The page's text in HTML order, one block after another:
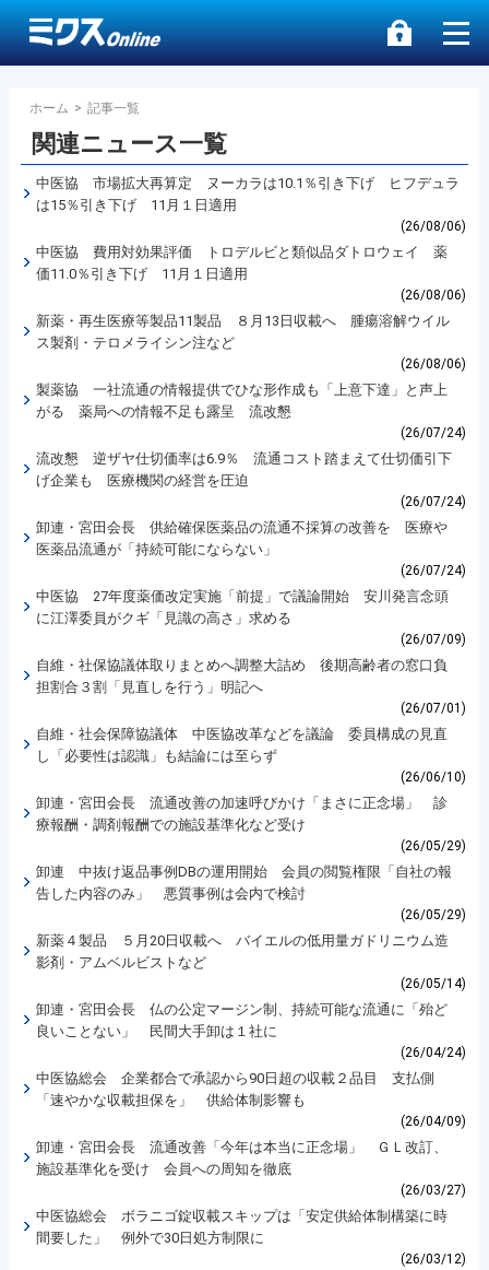
ホーム > 記事一覧
関連ニュース一覧
中医協 市場拡大再算定 ヌーカラは10.1％引き下げ ヒフデュラ
は15％引き下げ 11月１日適用
(26/08/06)
中医協 費用対効果評価 トロデルビと類似品ダトロウェイ 薬
価11.0％引き下げ 11月１日適用
(26/08/06)
新薬・再生医療等製品11製品 ８月13日収載へ 腫瘍溶解ウイル
ス製剤・テロメライシン注など
(26/08/06)
製薬協 一社流通の情報提供でひな形作成も「上意下達」と声上
がる 薬局への情報不足も露呈 流改懇
(26/07/24)
流改懇 逆ザヤ仕切価率は6.9％ 流通コスト踏まえて仕切価引下
げ企業も 医療機関の経営を圧迫
(26/07/24)
卸連・宮田会長 供給確保医薬品の流通不採算の改善を 医療や
医薬品流通が「持続可能にならない」
(26/07/24)
中医協 27年度薬価改定実施「前提」で議論開始 安川発言念頭
に江澤委員がクギ「見識の高さ」求める
(26/07/09)
自維・社保協議体取りまとめへ調整大詰め 後期高齢者の窓口負
担割合３割「見直しを行う」明記へ
(26/07/01)
自維・社会保障協議体 中医協改革などを議論 委員構成の見直
し「必要性は認識」も結論には至らず
(26/06/10)
卸連・宮田会長 流通改善の加速呼びかけ「まさに正念場」 診
療報酬・調剤報酬での施設基準化など受け
(26/05/29)
卸連 中抜け返品事例DBの運用開始 会員の閲覧権限「自社の報
告した内容のみ」 悪質事例は会内で検討
(26/05/29)
新薬４製品 ５月20日収載へ バイエルの低用量ガドリニウム造
影剤・アムベルビストなど
(26/05/14)
卸連・宮田会長 仏の公定マージン制、持続可能な流通に「殆ど
良いことない」 民間大手卸は１社に
(26/04/24)
中医協総会 企業都合で承認から90日超の収載２品目 支払側
「速やかな収載担保を」 供給体制影響も
(26/04/09)
卸連・宮田会長 流通改善「今年は本当に正念場」 ＧＬ改訂、
施設基準化を受け 会員への周知を徹底
(26/03/27)
中医協総会 ボラニゴ錠収載スキップは「安定供給体制構築に時
間要した」 例外で30日処方制限に
(26/03/12)